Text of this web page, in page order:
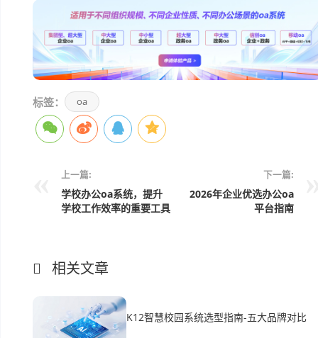
标签： oa
上一篇:
学校办公oa系统，提升
学校工作效率的重要工具
下一篇:
2026年企业优选办公oa
平台指南
相关文章
K12智慧校园系统选型指南-五大品牌对比